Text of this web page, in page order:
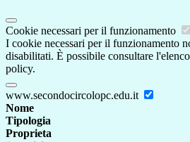
Cookie necessari per il funzionamento
I cookie necessari per il funzionamento
disabilitati. È possibile consultare
policy.
www.secondocircolopc.edu.it
Nome
Tipologia
Proprieta